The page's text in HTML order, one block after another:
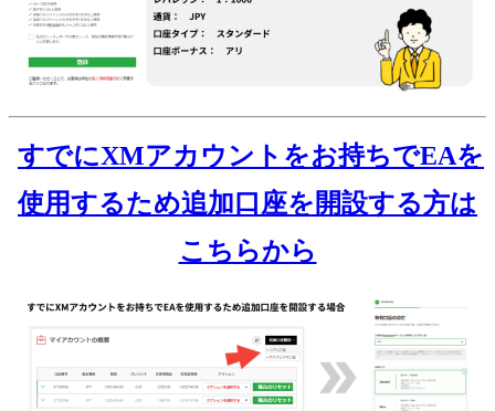
すでにXMアカウントをお持ちでEAを
使用するため追加口座を開設する方は
こちらから